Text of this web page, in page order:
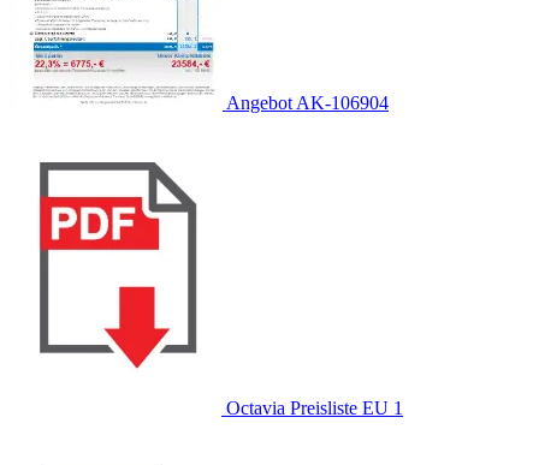
Angebot AK-106904
Octavia Preisliste EU 1